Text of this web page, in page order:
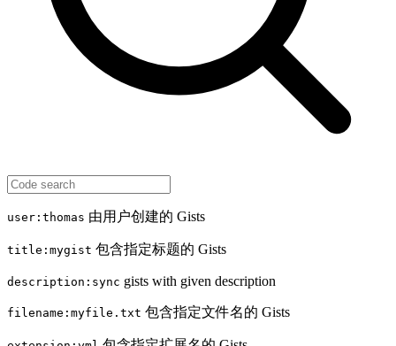
user:thomas 由用户创建的 Gists
title:mygist 包含指定标题的 Gists
description:sync gists with given description
filename:myfile.txt 包含指定文件名的 Gists